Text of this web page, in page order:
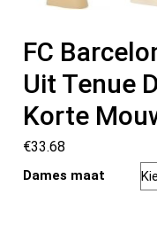
FC
Uit Tenue
Korte
€33.68
Dames maat